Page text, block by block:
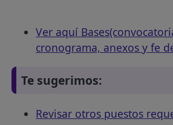
Ver aquí
cronograma, anexos y fe
Te sugerimos:
Revisar otros puestos